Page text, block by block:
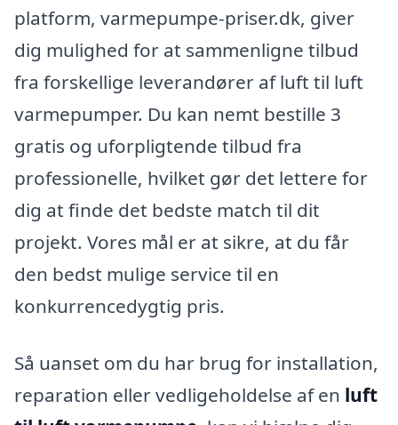
platform, varmepumpe-priser.dk, giver
dig mulighed for at sammenligne tilbud
fra forskellige leverandører af luft til luft
varmepumper. Du kan nemt bestille 3
gratis og uforpligtende tilbud fra
professionelle, hvilket gør det lettere for
dig at finde det bedste match til dit
projekt. Vores mål er at sikre, at du får
den bedst mulige service til en
konkurrencedygtig pris.
Så uanset om du har brug for installation,
reparation eller vedligeholdelse af en luft